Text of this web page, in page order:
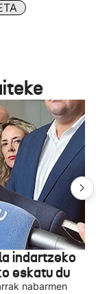
indartzeko
eskatu du
nabarmen